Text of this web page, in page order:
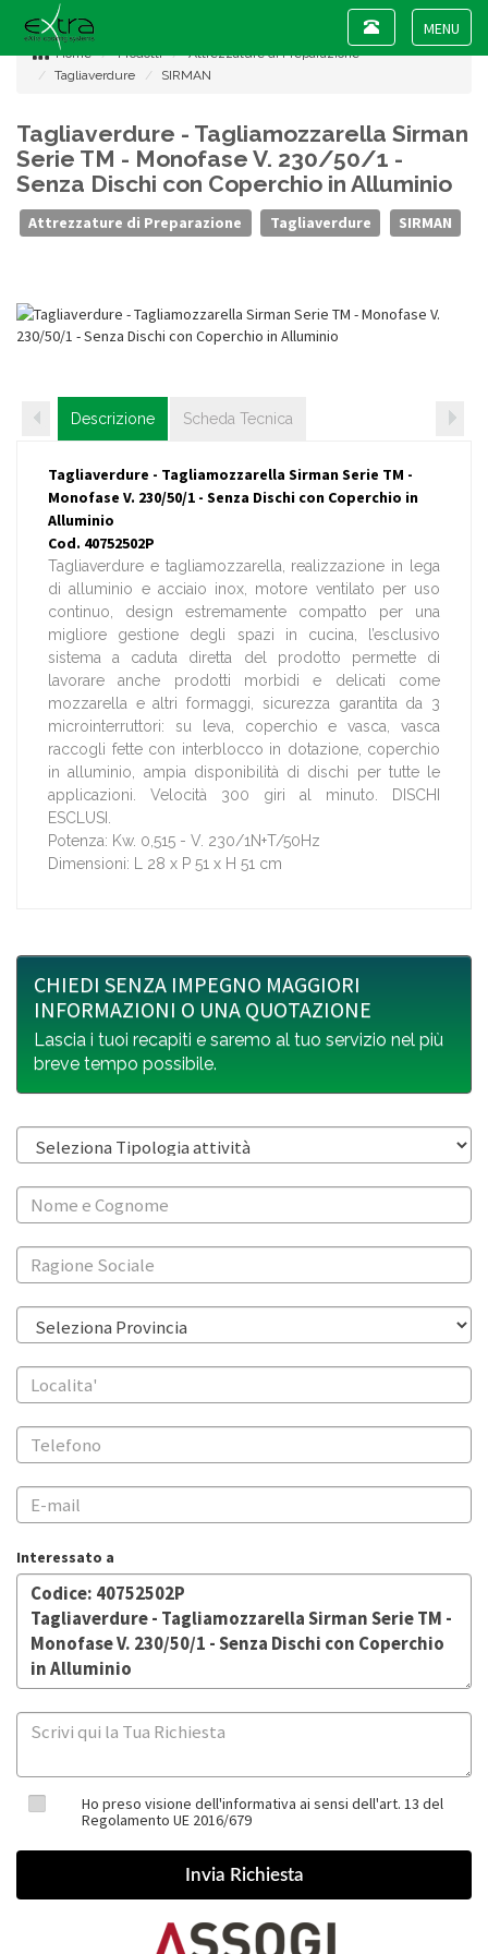
Toggle
Toggle
navigation
Home Prodotti
Attrezzature di Preparazione
Tagliaverdure
SIRMAN
Tagliaverdure - Tagliamozzarella Sirman
Serie TM - Monofase V. 230/50/1 -
Senza Dischi con Coperchio in Alluminio
Attrezzature di Preparazione Tagliaverdure SIRMAN
Descrizione Scheda Tecnica
Tagliaverdure - Tagliamozzarella Sirman Serie TM -
Monofase V. 230/50/1 - Senza Dischi con Coperchio in
Alluminio
Cod. 40752502P
Tagliaverdure e tagliamozzarella, realizzazione in lega
di alluminio e acciaio inox, motore ventilato per uso
continuo, design estremamente compatto per una
migliore gestione degli spazi in cucina, l’esclusivo
sistema a caduta diretta del prodotto permette di
lavorare anche prodotti morbidi e delicati come
mozzarella e altri formaggi, sicurezza garantita da 3
microinterruttori: su leva, coperchio e vasca, vasca
raccogli fette con interblocco in dotazione, coperchio
in alluminio, ampia disponibilità di dischi per tutte le
applicazioni. Velocità 300 giri al minuto. DISCHI
ESCLUSI.
Potenza: Kw. 0,515 - V. 230/1N+T/50Hz
Dimensioni: L 28 x P 51 x H 51 cm
CHIEDI SENZA IMPEGNO MAGGIORI
INFORMAZIONI O UNA QUOTAZIONE
Lascia i tuoi recapiti e saremo al tuo servizio nel più
breve tempo possibile.
Interessato a
Ho preso visione dell'informativa ai sensi dell'art. 13 del
Regolamento UE 2016/679